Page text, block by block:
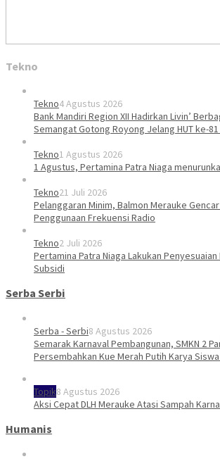
Tekno
Tekno4 Agustus 2026
Bank Mandiri Region XII Hadirkan Livin’
Semangat Gotong Royong Jelang HUT ke-81
Tekno1 Agustus 2026
1 Agustus, Pertamina Patra Niaga
Tekno21 Juli 2026
Pelanggaran Minim, Balmon Merauke
Penggunaan Frekuensi Radio
Tekno2 Juli 2026
Pertamina Patra Niaga Lakukan Penyesuaian
Subsidi
Serba Serbi
Serba - Serbi8 Agustus 2026
Semarak Karnaval Pembangunan, SMKN 2
Persembahkan Kue Merah Putih Karya
Topik8 Agustus 2026
Aksi Cepat DLH Merauke Atasi Sampah
Humanis